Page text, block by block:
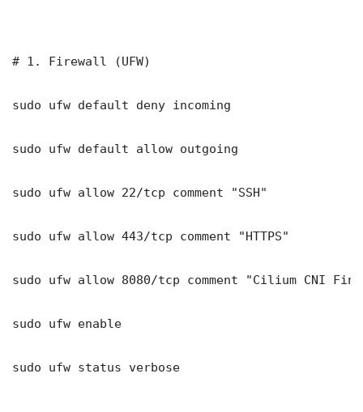
# 1. Firewall (UFW)
sudo ufw default deny incoming
sudo ufw default allow outgoing
sudo ufw allow 22/tcp comment "SSH"
sudo ufw allow 443/tcp comment "HTTPS"
sudo ufw allow 8080/tcp comment "Cilium CNI
sudo ufw enable
sudo ufw status verbose